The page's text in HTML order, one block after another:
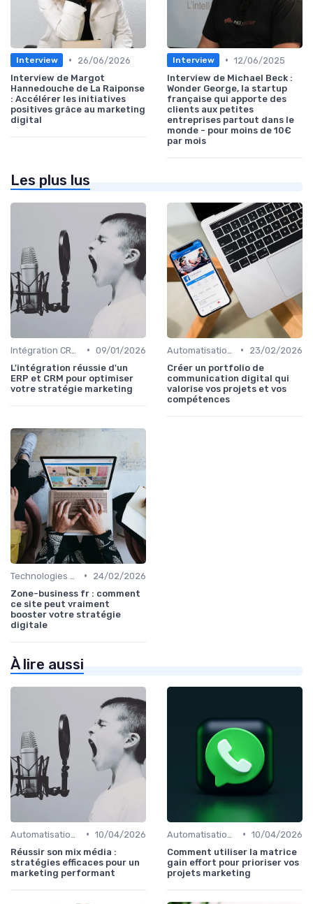
Interview •
26/06/2026
Interview de Margot
Hannedouche de La Raiponse
: Accélérer les initiatives
positives grâce au marketing
digital
Interview • 12/06/2025
Interview de Michael Beck :
Wonder George, la startup
française qui apporte des
clients aux petites
entreprises partout dans le
monde - pour moins de 10€
par mois
Les plus lus
• 09/01/2026
L'intégration réussie d'un
ERP et CRM pour optimiser
votre stratégie marketing
•
23/02/2026
Créer un portfolio de
communication digital qui
valorise vos projets et vos
compétences
•
24/02/2026
Zone-business fr : comment
ce site peut vraiment
booster votre stratégie
digitale
À lire aussi
• 10/04/2026
Réussir son mix média :
stratégies efficaces pour un
marketing performant
• 10/04/2026
Comment utiliser la matrice
gain effort pour prioriser vos
projets marketing